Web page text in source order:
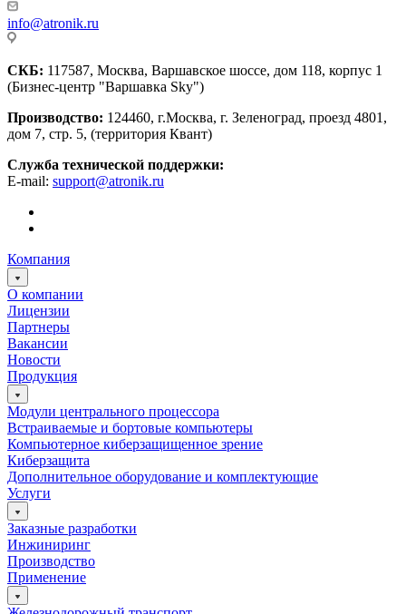
info@atronik.ru
СКБ: 117587, Москва, Варшавское шоссе, дом 118, корпус 1
(Бизнес-центр "Варшавка Sky")
Производство: 124460, г.Москва, г. Зеленоград, проезд 4801,
дом 7, стр. 5, (территория Квант)
Служба технической поддержки:
E-mail: support@atronik.ru
Компания
О компании
Лицензии
Партнеры
Вакансии
Новости
Продукция
Модули центрального процессора
Встраиваемые и бортовые компьютеры
Компьютерное киберзащищенное зрение
Киберзащита
Дополнительное оборудование и комплектующие
Услуги
Заказные разработки
Инжиниринг
Производство
Применение